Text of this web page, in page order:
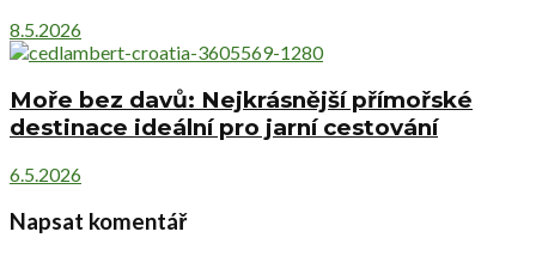
8.5.2026
Moře bez davů: Nejkrásnější přímořské
destinace ideální pro jarní cestování
6.5.2026
Napsat komentář